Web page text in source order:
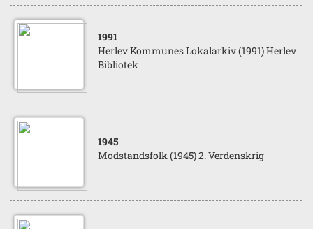
1991
Herlev Kommunes Lokalarkiv (1991) Herlev
Bibliotek
1945
Modstandsfolk (1945) 2. Verdenskrig